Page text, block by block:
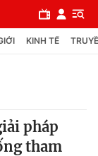
KINH TẾ
pháp
tham